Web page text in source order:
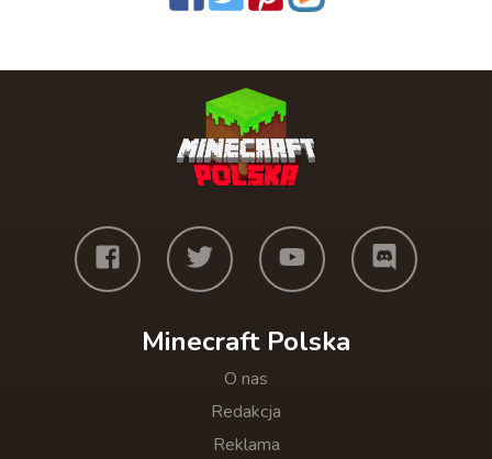
Minecraft Polska
O nas
Redakcja
Reklama